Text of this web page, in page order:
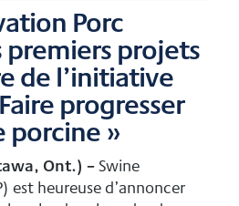
Porc
premiers projets
de l’initiative
progresser
porcine »
Ont.) –Swine
est heureuse d’annoncer